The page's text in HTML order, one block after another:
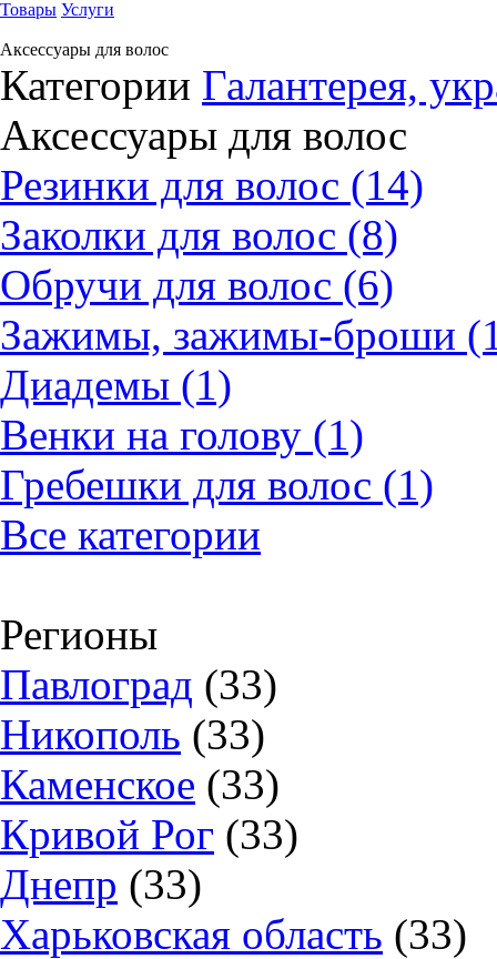
Товары Услуги
Аксессуары для волос
Категории Галантерея,
Аксессуары для волос
Резинки для волос (14)
Заколки для волос (8)
Обручи для волос (6)
Зажимы, зажимы-броши
Диадемы (1)
Венки на голову (1)
Гребешки для волос (1)
Все категории
Регионы
Павлоград (33)
Никополь (33)
Каменское (33)
Кривой Рог (33)
Днепр (33)
Харьковская область (33)